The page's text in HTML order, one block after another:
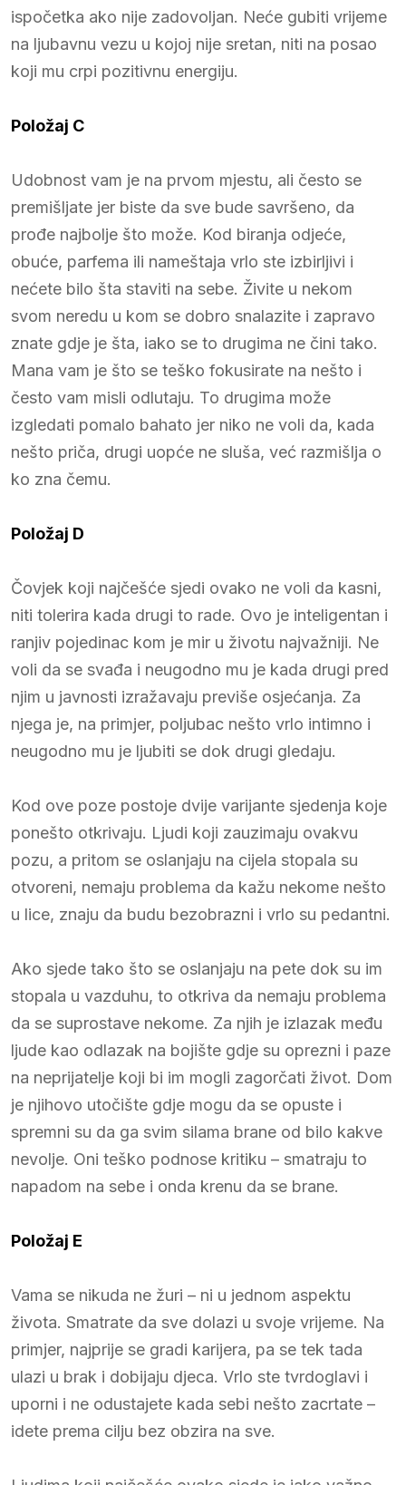
ispočetka ako nije zadovoljan. Neće gubiti vrijeme
na ljubavnu vezu u kojoj nije sretan, niti na posao
koji mu crpi pozitivnu energiju.
Položaj C
Udobnost vam je na prvom mjestu, ali često se
premišljate jer biste da sve bude savršeno, da
prođe najbolje što može. Kod biranja odjeće,
obuće, parfema ili nameštaja vrlo ste izbirljivi i
nećete bilo šta staviti na sebe. Živite u nekom
svom neredu u kom se dobro snalazite i zapravo
znate gdje je šta, iako se to drugima ne čini tako.
Mana vam je što se teško fokusirate na nešto i
često vam misli odlutaju. To drugima može
izgledati pomalo bahato jer niko ne voli da, kada
nešto priča, drugi uopće ne sluša, već razmišlja o
ko zna čemu.
Položaj D
Čovjek koji najčešće sjedi ovako ne voli da kasni,
niti tolerira kada drugi to rade. Ovo je inteligentan i
ranjiv pojedinac kom je mir u životu najvažniji. Ne
voli da se svađa i neugodno mu je kada drugi pred
njim u javnosti izražavaju previše osjećanja. Za
njega je, na primjer, poljubac nešto vrlo intimno i
neugodno mu je ljubiti se dok drugi gledaju.
Kod ove poze postoje dvije varijante sjedenja koje
ponešto otkrivaju. Ljudi koji zauzimaju ovakvu
pozu, a pritom se oslanjaju na cijela stopala su
otvoreni, nemaju problema da kažu nekome nešto
u lice, znaju da budu bezobrazni i vrlo su pedantni.
Ako sjede tako što se oslanjaju na pete dok su im
stopala u vazduhu, to otkriva da nemaju problema
da se suprostave nekome. Za njih je izlazak među
ljude kao odlazak na bojište gdje su oprezni i paze
na neprijatelje koji bi im mogli zagorčati život. Dom
je njihovo utočište gdje mogu da se opuste i
spremni su da ga svim silama brane od bilo kakve
nevolje. Oni teško podnose kritiku – smatraju to
napadom na sebe i onda krenu da se brane.
Položaj E
Vama se nikuda ne žuri – ni u jednom aspektu
života. Smatrate da sve dolazi u svoje vrijeme. Na
primjer, najprije se gradi karijera, pa se tek tada
ulazi u brak i dobijaju djeca. Vrlo ste tvrdoglavi i
uporni i ne odustajete kada sebi nešto zacrtate –
idete prema cilju bez obzira na sve.